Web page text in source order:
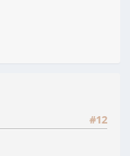
#12